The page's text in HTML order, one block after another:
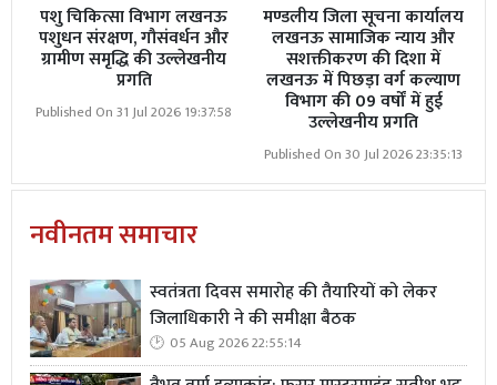
पशु चिकित्सा विभाग लखनऊ
पशुधन संरक्षण, गौसंवर्धन और
ग्रामीण समृद्धि की उल्लेखनीय
प्रगति
Published On 31 Jul 2026 19:37:58
मण्डलीय जिला सूचना कार्यालय
लखनऊ सामाजिक न्याय और
सशक्तीकरण की दिशा में
लखनऊ में पिछड़ा वर्ग कल्याण
विभाग की 09 वर्षों में हुई
उल्लेखनीय प्रगति
Published On 30 Jul 2026 23:35:13
नवीनतम समाचार
स्वतंत्रता दिवस समारोह की तैयारियों को लेकर
जिलाधिकारी ने की समीक्षा बैठक
05 Aug 2026 22:55:14